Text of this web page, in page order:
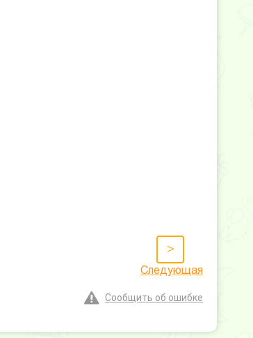
>
Следующая
Сообщить об ошибке